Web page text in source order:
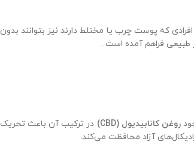
که پوست چرب یا مختلط دارند نیز بتوانند بدون
طبیعی فراهم آمده است .
روغن کانابیدیول (CBD)
در ترکیب آن باعث تحریک
آزاد محافظت می‌کند.